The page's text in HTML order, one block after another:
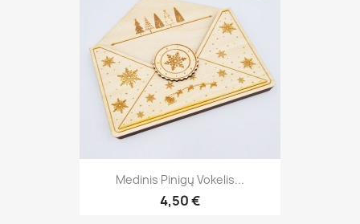
Medinis Pinigų Vokelis...
4,50 €